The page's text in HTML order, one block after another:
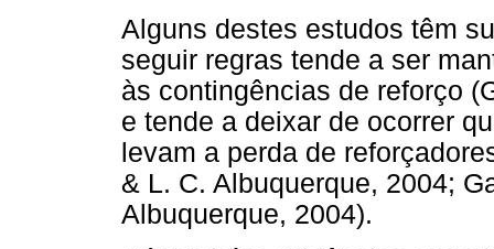
Alguns destes estudos têm
seguir regras tende a ser
às contingências de reforço
e tende a deixar de ocorrer
levam a perda de
& L. C. Albuquerque, 2004;
Albuquerque, 2004).